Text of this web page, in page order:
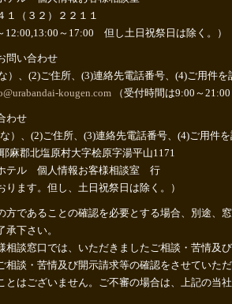
（３２）２２１１
12:00,13:00～17:00 但し土日祝祭日は除く。）
問い合わせ
）、(2)ご住所、(3)連絡先電話番号、(4)ご用件
kougen.com （受付時間は9:00～
わせ
）、(2)ご住所、(3)連絡先電話番号、(4)ご用件
麻郡北塩原村大字桧原字湯平山1171
ホテル 個人情報お客様相談室 行
ります。但し、土日祝祭日は除く。）
方であることの確認を必要とする場合、別途、
下さい。
相談窓口では、いただきましたご相談・苦情及
相談・苦情及び開示請求等の確認をさせていた
とはございません。ご不審の場合は、上記の当